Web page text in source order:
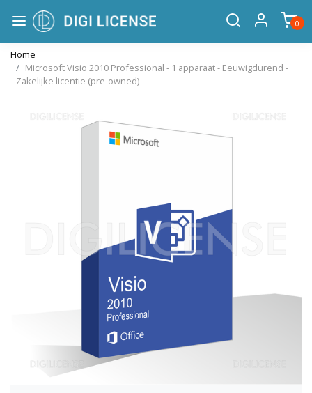
0
Home
Microsoft Visio 2010 Professional - 1 apparaat - Eeuwigdurend -
Zakelijke licentie (pre-owned)